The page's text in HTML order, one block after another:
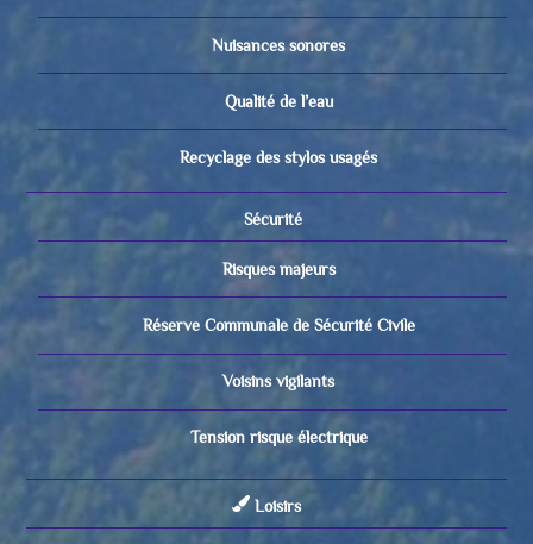
Nuisances sonores
Qualité de l’eau
Recyclage des stylos usagés
Sécurité
Risques majeurs
Réserve Communale de Sécurité Civile
Voisins vigilants
Tension risque électrique
Loisirs